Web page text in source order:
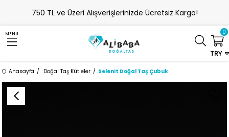
750 TL ve Üzeri Alışverişlerinizde Ücretsiz Kargo!
MENU
TRY
0
Anasayfa Doğal Taş Kütleler Selenit Doğal Taş Çubuk